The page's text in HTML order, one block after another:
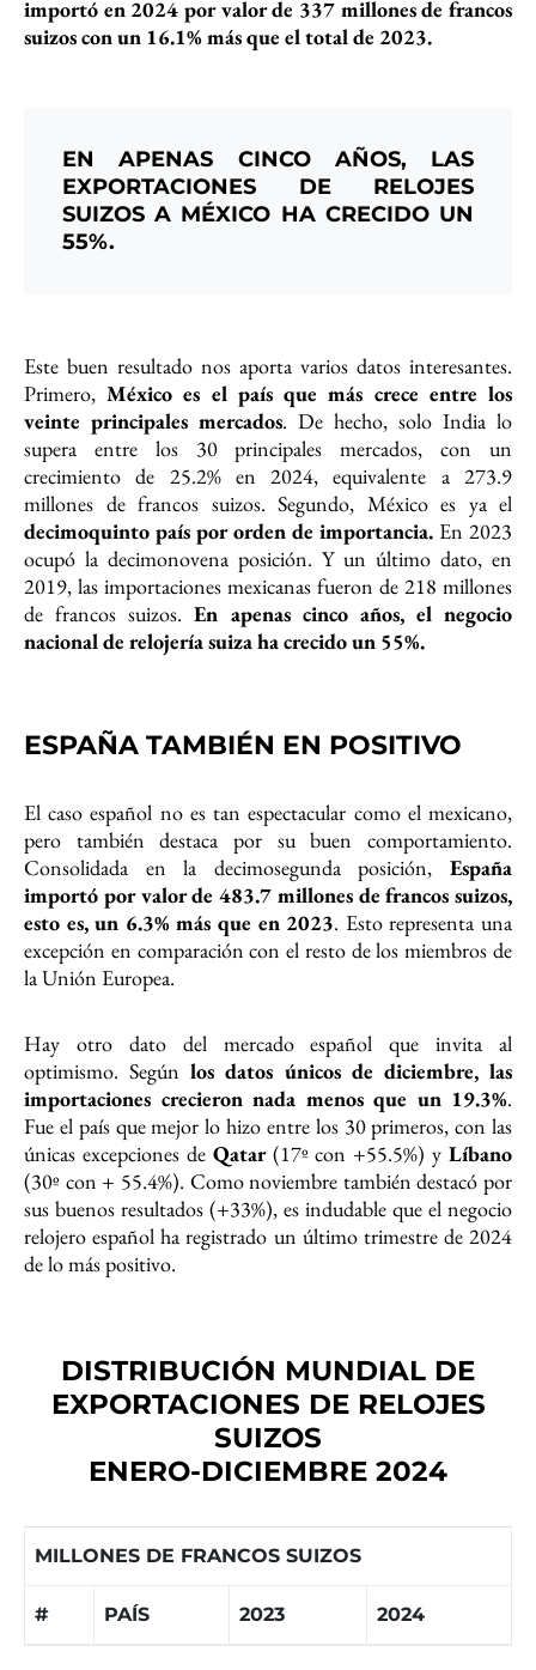
importó en 2024 por valor de 337 millones de francos
suizos con un 16.1% más que el total de 2023.
EN APENAS CINCO AÑOS, LAS
EXPORTACIONES DE RELOJES
SUIZOS A MÉXICO HA CRECIDO UN
55%.
Este buen resultado nos aporta varios datos interesantes.
Primero,México es el país que más crece entre los
veinte principales mercados. De hecho, solo India lo
supera entre los 30 principales mercados, con un
crecimiento de 25.2% en 2024, equivalente a 273.9
millones de francos suizos. Segundo, México es ya el
decimoquinto país por orden de importancia. En 2023
ocupó la decimonovena posición. Y un último dato, en
2019, las importaciones mexicanas fueron de 218 millones
de francos suizos.En apenas cinco años, el negocio
nacional de relojería suiza ha crecido un 55%.
ESPAÑA TAMBIÉN EN POSITIVO
El caso español no es tan espectacular como el mexicano,
pero también destaca por su buen comportamiento.
Consolidada en la decimosegunda posición, España
importó por valor de 483.7 millones de francos suizos,
esto es, un 6.3% más que en 2023. Esto representa una
excepción en comparación con el resto de los miembros de
la Unión Europea.
Hay otro dato del mercado español que invita al
optimismo. Segúnlos datos únicos de diciembre, las
importaciones crecieron nada menos que un 19.3%.
Fue el país que mejor lo hizo entre los 30 primeros, con las
únicas excepciones de Qatar(17º con +55.5%) y Líbano
(30º con + 55.4%). Como noviembre también destacó por
sus buenos resultados (+33%), es indudable que el negocio
relojero español ha registrado un último trimestre de 2024
de lo más positivo.
DISTRIBUCIÓN MUNDIAL DE
EXPORTACIONES DE RELOJES
SUIZOS
ENERO-DICIEMBRE 2024
MILLONES DE FRANCOS SUIZOS
# PAÍS 2023 2024